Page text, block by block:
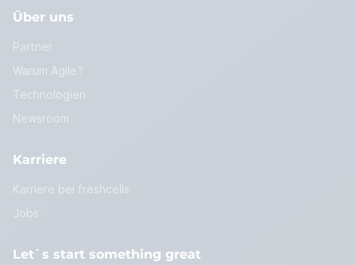
Über uns
Partner
Warum Agile?
Technologien
Newsroom
Karriere
Karriere bei freshcells
Jobs
Let`s start something great